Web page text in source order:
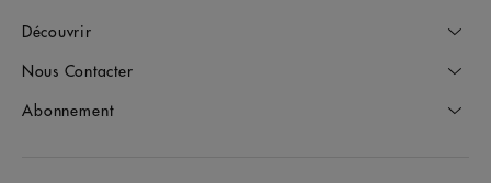
Découvrir
Nous Contacter
Abonnement